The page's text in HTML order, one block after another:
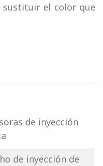
sustituir el color que
de inyección
de inyección de